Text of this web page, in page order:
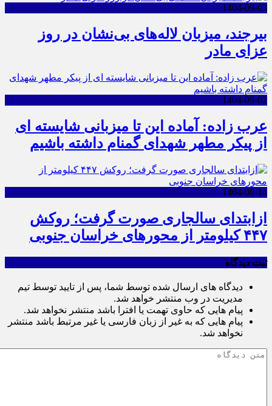
1404-09-03
بیرجند، میزبان لاله‌های بی‌نشان در روز
عزای مادر
1404-09-02
عرب زاده: آماده این تا میزبانی شایسته ای
از پیکر مطهر شهدای گمنام داشته باشیم
1404-08-14
ازابتدای سالجاری صورت گرفت؛ روکش
۴۴۷ کیلومتر از محورهای خراسان جنوبی
ثبت دیدگاه
دیدگاه های ارسال شده توسط شما، پس از تایید توسط تیم
مدیریت در وب منتشر خواهد شد.
پیام هایی که حاوی تهمت یا افترا باشد منتشر نخواهد شد.
پیام هایی که به غیر از زبان فارسی یا غیر مرتبط باشد منتشر
نخواهد شد.